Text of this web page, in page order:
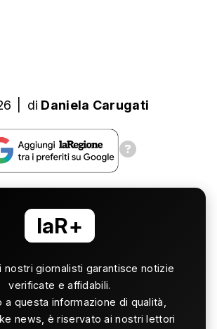
di Daniela Carugati
laR+
nostri giornalisti garantisce notizie
verificate e affidabili.
a questa informazione di qualità,
news, è riservato ai nostri lettori